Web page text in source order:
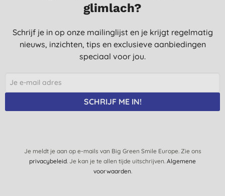
glimlach?
Schrijf je in op onze mailinglijst en je krijgt regelmatig
nieuws, inzichten, tips en exclusieve aanbiedingen
speciaal voor jou.
SCHRIJF ME IN!
Je meldt je aan op e-mails van Big Green Smile Europe. Zie ons
privacybeleid. Je kan je te allen tijde uitschrijven. Algemene
voorwaarden.